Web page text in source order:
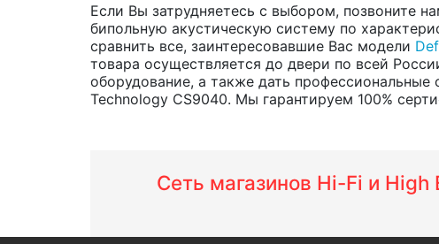
Если Вы затрудняетесь с выбором, позвоните
бипольную акустическую систему по
сравнить все, заинтересовавшие Вас модели
товара осуществляется до двери по всей
оборудование, а также дать
Technology CS9040. Мы гарантируем 100%
Сеть магазинов Hi-Fi и